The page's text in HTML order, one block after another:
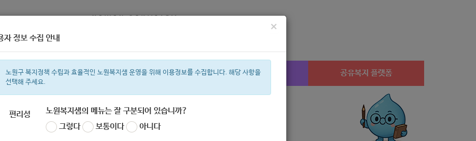
복지정보 복지서비스 신청 복지시설찾기 공유복지 플랫폼
복지관 지원금 이용시설 성민복지관 심리 집단
×
자 정보 수집 안내
노원구 복지정책 수립과 효율적인 노원복지샘 운영을 위해 이용정보를 수집합니다. 해당 사항을
선택해 주세요.
편리성
노원복지샘의 메뉴는 잘 구분되어 있습니까?
그렇다
보통이다 아니다